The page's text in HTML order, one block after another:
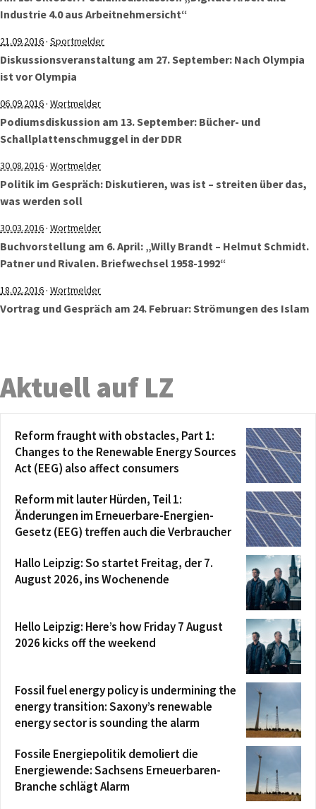
Industrie 4.0 aus Arbeitnehmersicht“
21.09.2016· Sportmelder
Diskussionsveranstaltung am 27. September: Nach Olympia
ist vor Olympia
06.09.2016· Wortmelder
Podiumsdiskussion am 13. September: Bücher- und
Schallplattenschmuggel in der DDR
30.08.2016· Wortmelder
Politik im Gespräch: Diskutieren, was ist – streiten über das,
was werden soll
30.03.2016· Wortmelder
Buchvorstellung am 6. April: „Willy Brandt – Helmut Schmidt.
Patner und Rivalen. Briefwechsel 1958-1992“
18.02.2016· Wortmelder
Vortrag und Gespräch am 24. Februar: Strömungen des Islam
Aktuell auf LZ
Reform fraught with obstacles, Part 1:
Changes to the Renewable Energy Sources
Act (EEG) also affect consumers
Reform mit lauter Hürden, Teil 1:
Änderungen im Erneuerbare-Energien-
Gesetz (EEG) treffen auch die Verbraucher
Hallo Leipzig: So startet Freitag, der 7.
August 2026, ins Wochenende
Hello Leipzig: Here’s how Friday 7 August
2026 kicks off the weekend
Fossil fuel energy policy is undermining the
energy transition: Saxony’s renewable
energy sector is sounding the alarm
Fossile Energiepolitik demoliert die
Energiewende: Sachsens Erneuerbaren-
Branche schlägt Alarm